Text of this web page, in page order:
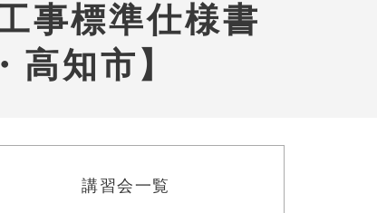
事標準仕様書
知市】
講習会一覧